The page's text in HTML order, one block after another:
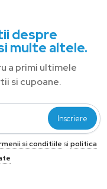
despre
multe altele.
a primi ultimele
si cupoane.
Inscriere
si conditiile si politica